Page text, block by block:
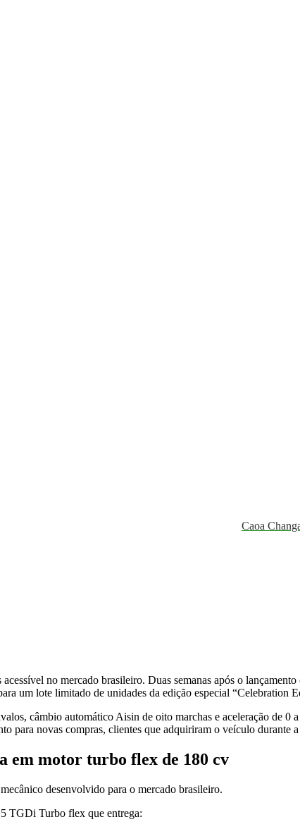
Caoa
no mercado brasileiro. Duas semanas após o
um lote limitado de unidades da edição especial “Celebration
câmbio automático Aisin de oito marchas e aceleração de 0
para novas compras, clientes que adquiriram o veículo durante
em motor turbo flex de 180 cv
desenvolvido para o mercado brasileiro.
TGDi Turbo flex que entrega: